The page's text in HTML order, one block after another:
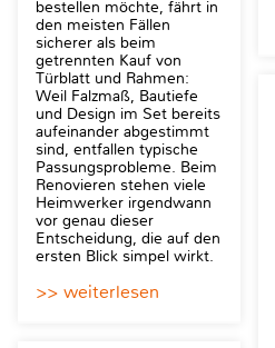
bestellen möchte, fährt in
den meisten Fällen
sicherer als beim
getrennten Kauf von
Türblatt und Rahmen:
Weil Falzmaß, Bautiefe
und Design im Set bereits
aufeinander abgestimmt
sind, entfallen typische
Passungsprobleme. Beim
Renovieren stehen viele
Heimwerker irgendwann
vor genau dieser
Entscheidung, die auf den
ersten Blick simpel wirkt.
>> weiterlesen